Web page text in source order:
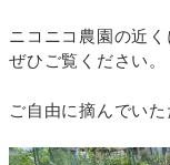
ニコニコ農園の近
ぜひご覧ください。
ご自由に摘んでいた